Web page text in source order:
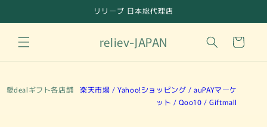
進む
リリーブ 日本総代理店
reliev-JAPAN
カ
ー
愛dealギフト各店舗 楽天市場 /Yahoo!ショッピング /auPAYマーケ
ット /Qoo10 /Giftmall